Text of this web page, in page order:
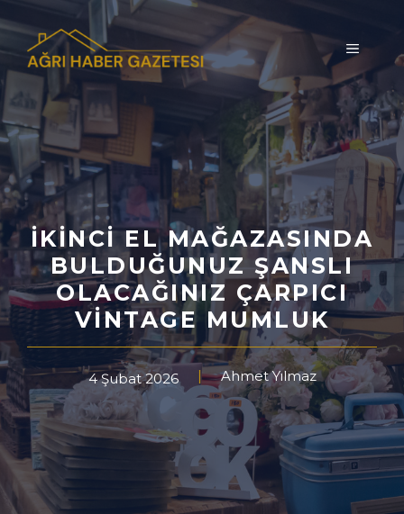
atla
MENÜ
İKINCI EL MAĞAZASINDA
BULDUĞUNUZ ŞANSLI
OLACAĞINIZ ÇARPICI
VINTAGE MUMLUK
4 Şubat 2026 Ahmet Yılmaz